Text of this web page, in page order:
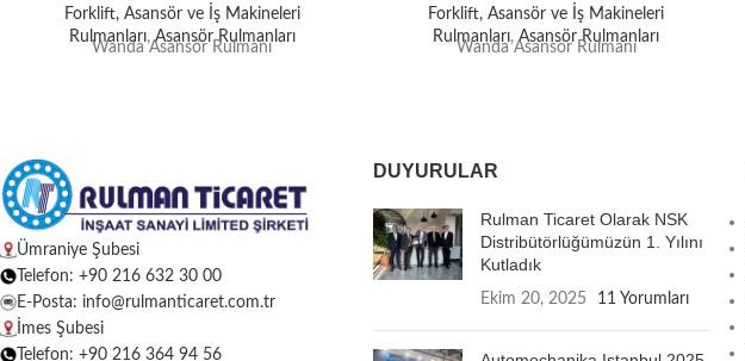
Forklift, Asansör ve İş Makineleri
Rulmanları,Asansör Rulmanları
Wanda Asansör Rulmanı
Forklift, Asansör ve İş Makineleri
Rulmanları,Asansör Rulmanları
Wanda Asansör Rulmanı
Ümraniye Şubesi
Telefon: +90 216 632 30 00
E-Posta: info@rulmanticaret.com.tr
İmes Şubesi
Telefon: +90 216 364 94 56
DUYURULAR
Rulman Ticaret Olarak NSK
Distribütörlüğümüzün 1. Yılını
Kutladık
Ekim 20, 2025 11 Yorumları